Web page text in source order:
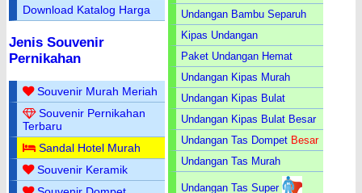
Download Katalog Harga
Jenis Souvenir
Pernikahan
Souvenir Murah Meriah
Souvenir Pernikahan
Terbaru
Sandal Hotel Murah
Souvenir Keramik
Undangan Bambu Separuh
Kipas Undangan
Paket Undangan Hemat
Undangan Kipas Murah
Undangan Kipas Bulat
Undangan Kipas Bulat Besar
Undangan Tas Dompet Besar
Undangan Tas Murah
Undangan Tas Super